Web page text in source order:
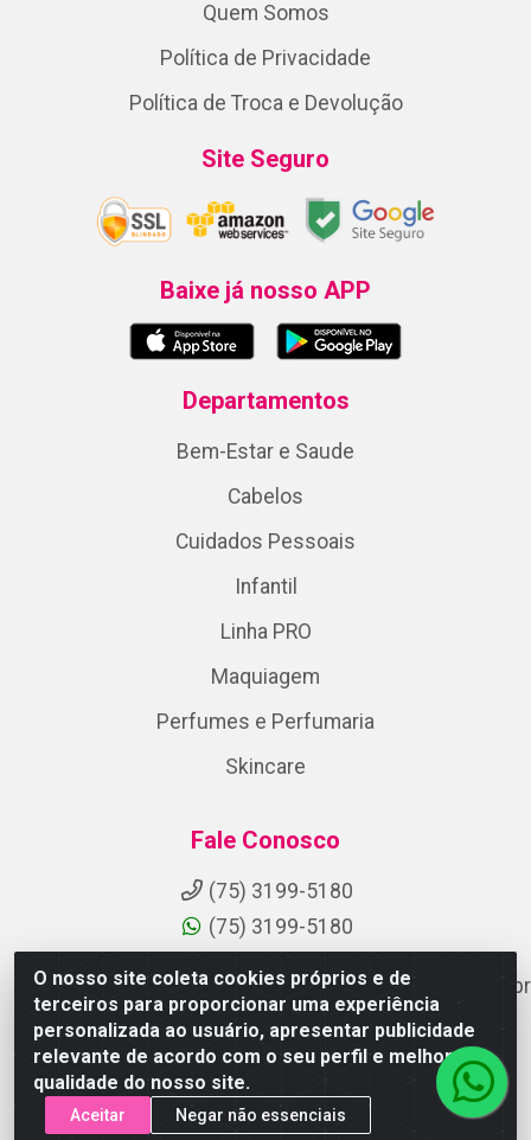
O nosso site coleta cookies próprios e de
terceiros para proporcionar uma experiência
personalizada ao usuário, apresentar publicidade
relevante de acordo com o seu perfil e melhorar a
qualidade do nosso site.
Aceitar Negar não essenciais
Quem Somos
Política de Privacidade
Política de Troca e Devolução
Site Seguro
Baixe já nosso APP
Departamentos
Bem-Estar e Saude
Cabelos
Cuidados Pessoais
Infantil
Linha PRO
Maquiagem
Perfumes e Perfumaria
Skincare
Fale Conosco
(75) 3199-5180
(75) 3199-5180
suporteaocliente@armazemdoscosmeticosfsa.com.br
Instagram
Formas de Pagamento